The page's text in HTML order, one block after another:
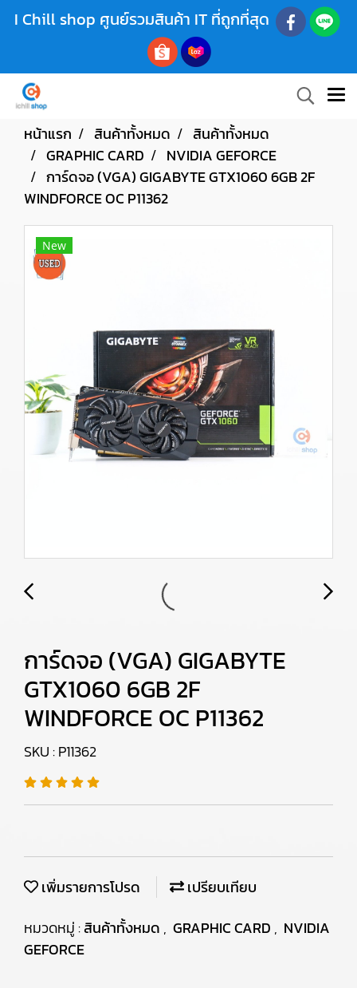
I Chill shop ศูนย์รวมสินค้า IT ที่ถูกที่สุด
หน้าแรก สินค้าทั้งหมด
สินค้าทั้งหมด
GRAPHIC CARD
NVIDIA GEFORCE
การ์ดจอ (VGA) GIGABYTE GTX1060 6GB 2F
WINDFORCE OC P11362
New
การ์ดจอ (VGA) GIGABYTE
GTX1060 6GB 2F
WINDFORCE OC P11362
SKU : P11362
เพิ่มรายการโปรด
เปรียบเทียบ
หมวดหมู่ :สินค้าทั้งหมด , GRAPHIC CARD , NVIDIA
GEFORCE